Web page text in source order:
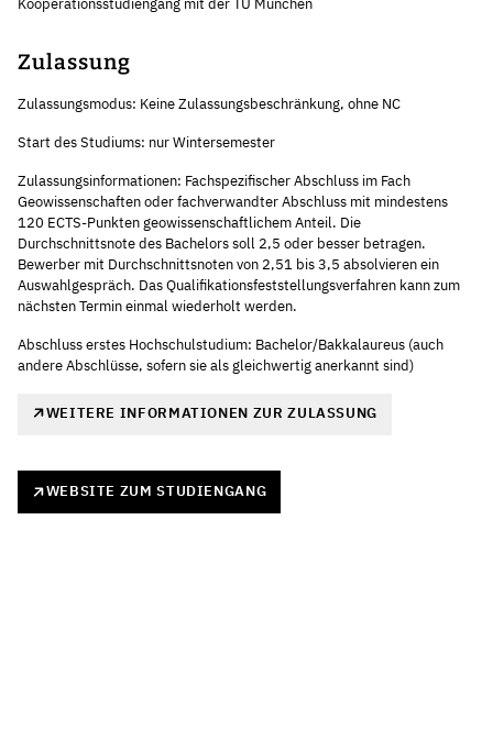
Zulassung
Zulassungsmodus: Keine Zulassungsbeschränkung, ohne NC
Start des Studiums: nur Wintersemester
Zulassungsinformationen: Fachspezifischer Abschluss im Fach
Geowissenschaften oder fachverwandter Abschluss mit mindestens
120 ECTS-Punkten geowissenschaftlichem Anteil. Die
Durchschnittsnote des Bachelors soll 2,5 oder besser betragen.
Bewerber mit Durchschnittsnoten von 2,51 bis 3,5 absolvieren ein
Auswahlgespräch. Das Qualifikationsfeststellungsverfahren kann zum
nächsten Termin einmal wiederholt werden.
Abschluss erstes Hochschulstudium: Bachelor/Bakkalaureus (auch
andere Abschlüsse, sofern sie als gleichwertig anerkannt sind)
WEITERE INFORMATIONEN ZUR ZULASSUNG
WEBSITE ZUM STUDIENGANG